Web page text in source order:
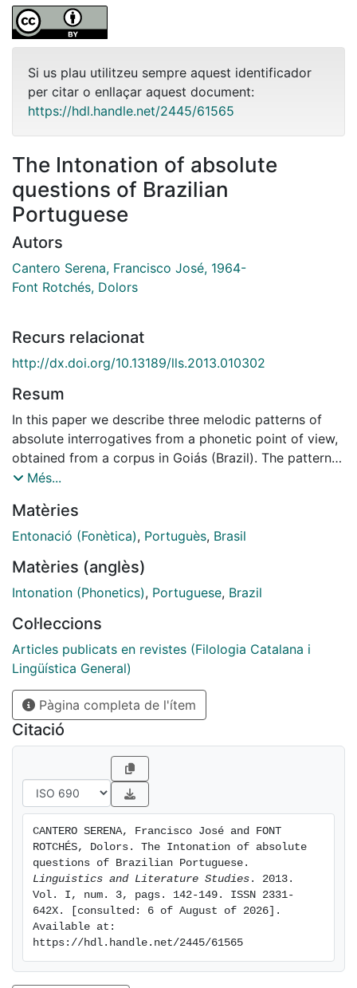
Si us plau utilitzeu sempre aquest identificador
per citar o enllaçar aquest document:
https://hdl.handle.net/2445/61565
The Intonation of absolute
questions of Brazilian
Portuguese
Autors
Cantero Serena, Francisco José, 1964-
Font Rotchés, Dolors
Recurs relacionat
http://dx.doi.org/10.13189/lls.2013.010302
Resum
In this paper we describe three melodic patterns of
absolute interrogatives from a phonetic point of view,
obtained from a corpus in Goiás (Brazil). The patterns
are: a) Rising Final Inflection (30% to 52%), b) Rising-
These patterns have been established from the
acoustic analysis and standardisation of 55 questions
perception test. We compared them with interrogative
patterns obtained in different parts of Brazil and also
Més...
Matèries
Entonació (Fonètica), Portuguès, Brasil
Matèries (anglès)
Intonation (Phonetics), Portuguese, Brazil
Col·leccions
Articles publicats en revistes (Filologia Catalana i
Lingüística General)
Pàgina completa de l'ítem
Citació
CANTERO SERENA, Francisco José and FONT
ROTCHÉS, Dolors. The Intonation of absolute
Linguistics and Literature Studies . 2013.
Vol. I, num. 3, pags. 142-149. ISSN 2331-
642X. [consulted: 6 of August of 2026].
Available at:
https://hdl.handle.net/2445/61565